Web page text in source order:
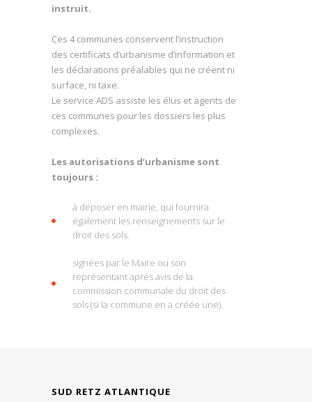
instruit.
Ces 4 communes conservent l’instruction
des certificats d’urbanisme d’information et
les déclarations préalables qui ne créent ni
surface, ni taxe.
Le service ADS assiste les élus et agents de
ces communes pour les dossiers les plus
complexes.
Les autorisations d’urbanisme sont
toujours :
à déposer en mairie, qui fournira
également les renseignements sur le
droit des sols.
signées par le Maire ou son
représentant après avis de la
commission communale du droit des
sols (si la commune en a créée une).
SUD RETZ ATLANTIQUE